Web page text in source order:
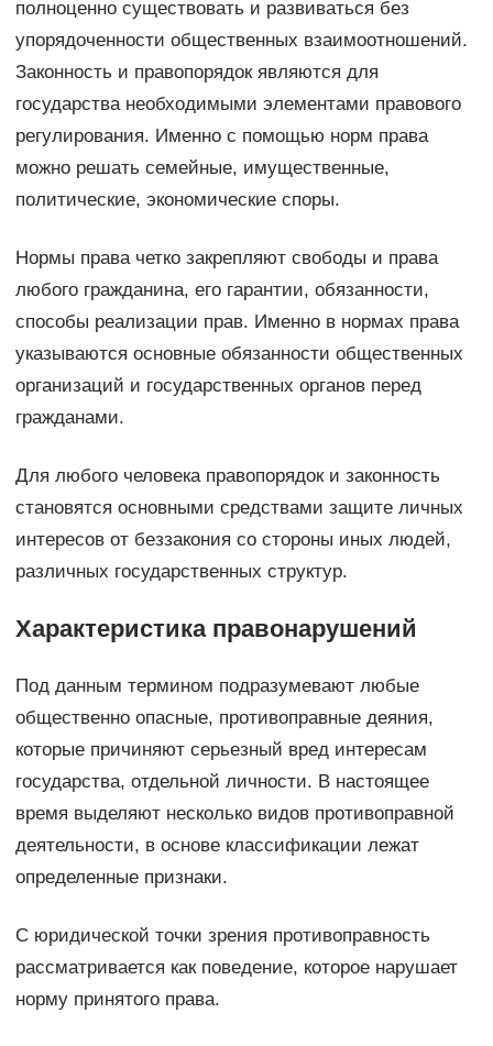
полноценно существовать и развиваться без
упорядоченности общественных взаимоотношений.
Законность и правопорядок являются для
государства необходимыми элементами правового
регулирования. Именно с помощью норм права
можно решать семейные, имущественные,
политические, экономические споры.
Нормы права четко закрепляют свободы и права
любого гражданина, его гарантии, обязанности,
способы реализации прав. Именно в нормах права
указываются основные обязанности общественных
организаций и государственных органов перед
гражданами.
Для любого человека правопорядок и законность
становятся основными средствами защите личных
интересов от беззакония со стороны иных людей,
различных государственных структур.
Характеристика правонарушений
Под данным термином подразумевают любые
общественно опасные, противоправные деяния,
которые причиняют серьезный вред интересам
государства, отдельной личности. В настоящее
время выделяют несколько видов противоправной
деятельности, в основе классификации лежат
определенные признаки.
С юридической точки зрения противоправность
рассматривается как поведение, которое нарушает
норму принятого права.